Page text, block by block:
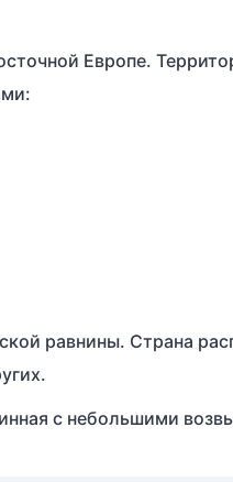
Европе.
равнины. Страна
с небольшими